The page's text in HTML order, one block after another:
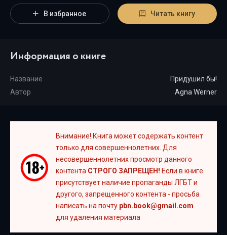
современного читателя, а книга "Придушил бы!" от автора
Agna Werner занимает почетное место среди всей
В избранное Читать книгу
Информация о книге
Название
Придушил бы!
Автор
Agna Werner
Внимание! Книга может содержать контент
только для совершеннолетних. Для
несовершеннолетних просмотр данного
контента СТРОГО ЗАПРЕЩЕН! Если в книге
присутствует наличие пропаганды ЛГБТ и
другого, запрещенного контента - просьба
написать на почту pbn.book@gmail.com
для удаления материала